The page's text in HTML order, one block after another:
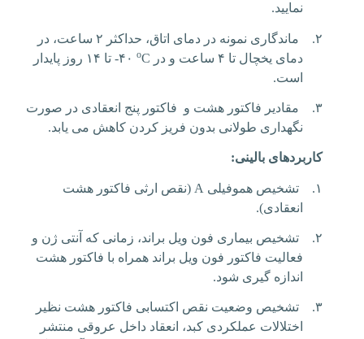
نمایید.
۲.
ماندگاری نمونه در دمای اتاق، حداکثر ۲ ساعت، در
دمای یخچال تا ۴ ساعت و در
-۴۰ oC
تا ۱۴ روز پایدار
است.
۳.
مقادیر فاکتور هشت و فاکتور پنج انعقادی در صورت
نگهداری طولانی بدون فریز کردن کاهش می یابد.
کاربردهای بالینی:
۱. تشخیص هموفیلی A (نقص ارثی فاکتور هشت
انعقادی).
۲.
تشخیص بیماری فون ویل براند، زمانی که آنتی ژن و
فعالیت فاکتور فون ویل براند همراه با فاکتور هشت
اندازه گیری شود.
۳.
تشخیص وضعیت نقص اکتسابی فاکتور هشت نظیر
اختلالات عملکردی کبد، انعقاد داخل عروقی منتشر